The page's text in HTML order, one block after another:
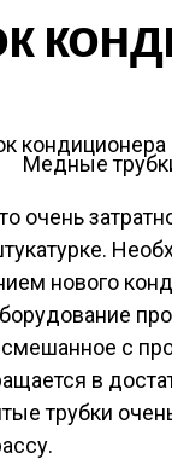
Медные
очень
нового
с
в
трубки